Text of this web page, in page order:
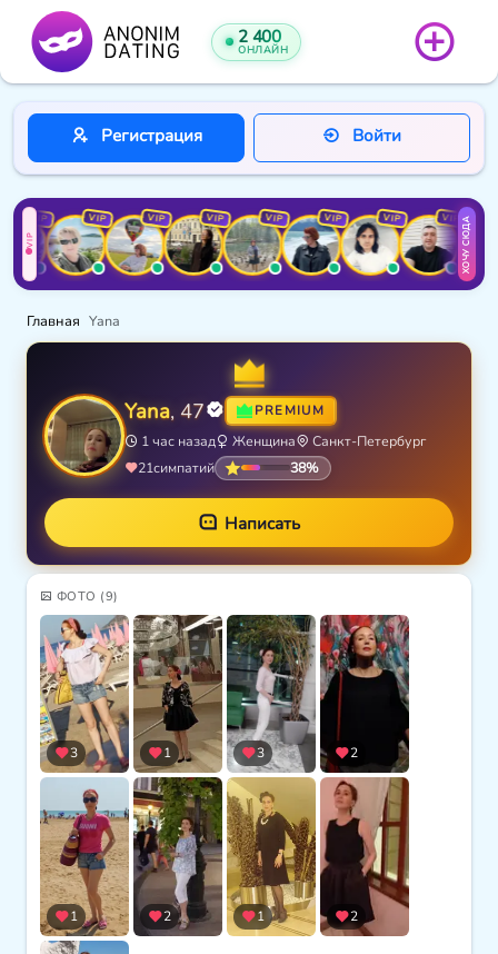
2 400
ОНЛАЙН
Регистрация Войти
VIP
VIP VIP VIP VIP VIP VIP VIP ХОЧУ СЮДА
Главная Yana
Yana, 47 PREMIUM
1 час назад Женщина
Санкт-Петербург
21симпатий 38%
Написать
ФОТО (9)
3 1 3 2
1 2 1 2